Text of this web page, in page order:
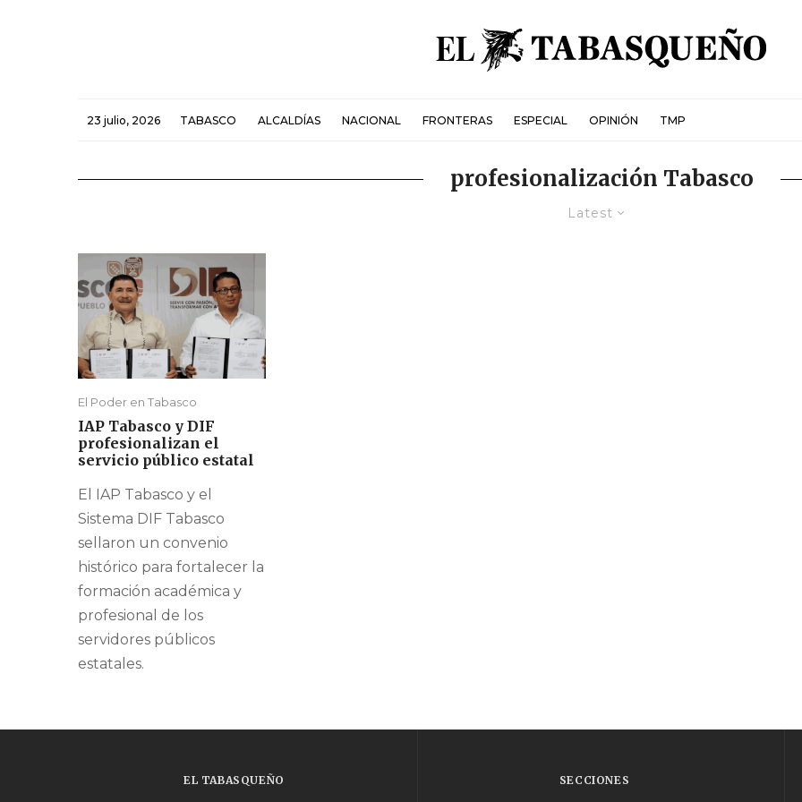
23 julio, 2026 TABASCO ALCALDÍAS NACIONAL FRONTERAS ESPECIAL OPINIÓN TMP
profesionalización Tabasco
Latest
El Poder en Tabasco
IAP Tabasco y DIF
profesionalizan el
servicio público estatal
El IAP Tabasco y el
Sistema DIF Tabasco
sellaron un convenio
histórico para fortalecer la
formación académica y
profesional de los
servidores públicos
estatales.
EL TABASQUEÑO SECCIONES